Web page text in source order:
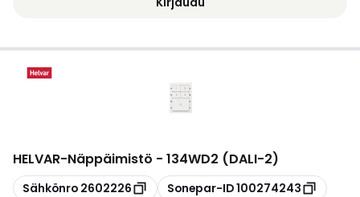
HELVAR-Näppäimistö - 134WD2 (DALI-2)
Kopioi
Sähkönro 2602226 Kopioi
Sonepar-ID100274243